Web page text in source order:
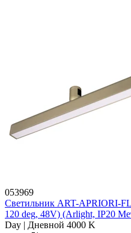
053969
Светильник ART-APRIORI-
120 deg, 48V) (Arlight, IP20
Day | Дневной 4000 K